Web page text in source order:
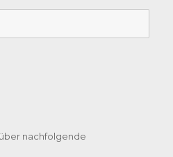
nachfolgende